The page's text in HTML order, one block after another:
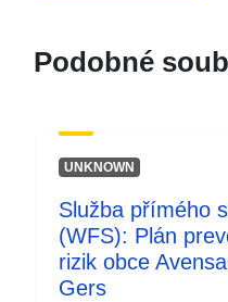
uriRef:
Typ:
Podobné
UNKNOWN
Služba přímého
(WFS): Plán
rizik obce
Gers